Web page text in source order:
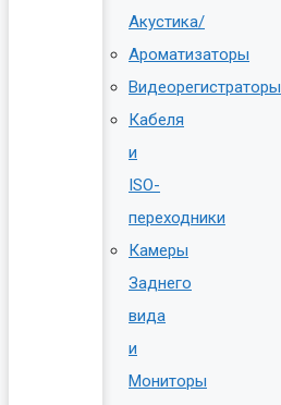
Акустика/
Ароматизаторы
Видеорегистраторы
Кабеля
и
ISO-
переходники
Камеры
Заднего
вида
и
Мониторы